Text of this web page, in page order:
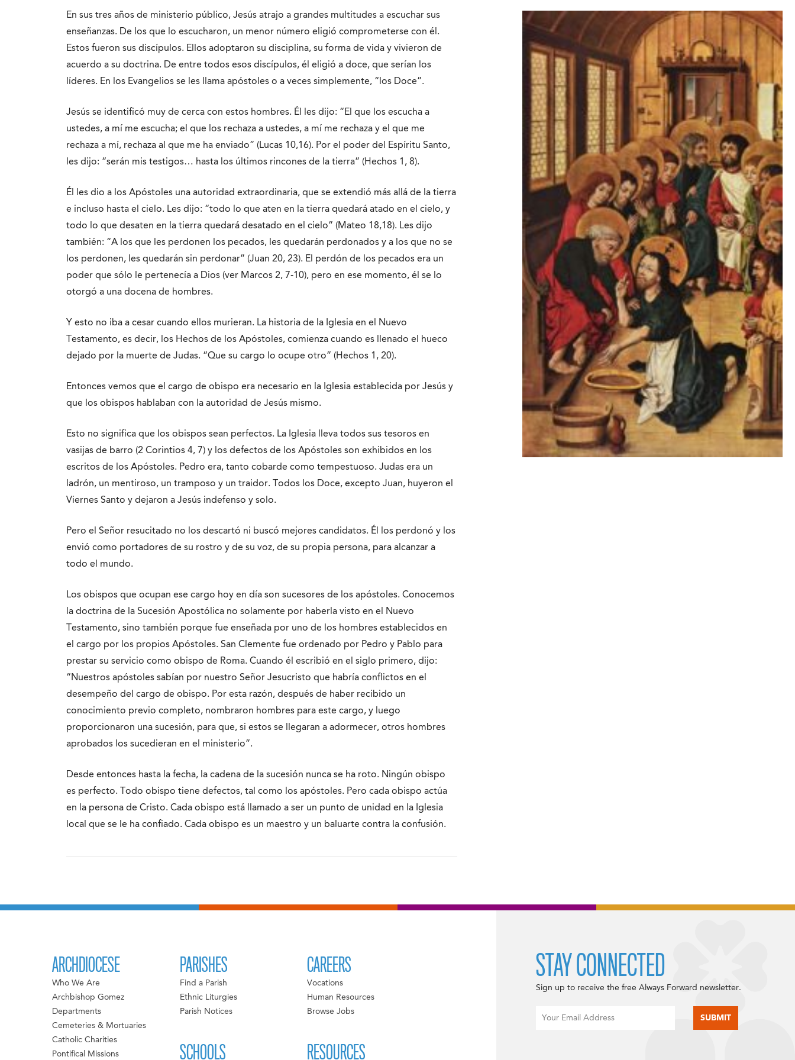
En sus tres años de ministerio público, Jesús atrajo a grandes multitudes a escuchar sus
enseñanzas. De los que lo escucharon, un menor número eligió comprometerse con él.
Estos fueron sus discípulos. Ellos adoptaron su disciplina, su forma de vida y vivieron de
acuerdo a su doctrina. De entre todos esos discípulos, él eligió a doce, que serían los
líderes. En los Evangelios se les llama apóstoles o a veces simplemente, “los Doce”.
Jesús se identificó muy de cerca con estos hombres. Él les dijo: “El que los escucha a
ustedes, a mí me escucha; el que los rechaza a ustedes, a mí me rechaza y el que me
rechaza a mí, rechaza al que me ha enviado” (Lucas 10,16). Por el poder del Espíritu Santo,
les dijo: “serán mis testigos… hasta los últimos rincones de la tierra” (Hechos 1, 8).
Él les dio a los Apóstoles una autoridad extraordinaria, que se extendió más allá de la tierra
e incluso hasta el cielo. Les dijo: “todo lo que aten en la tierra quedará atado en el cielo, y
todo lo que desaten en la tierra quedará desatado en el cielo” (Mateo 18,18). Les dijo
también: “A los que les perdonen los pecados, les quedarán perdonados y a los que no se
los perdonen, les quedarán sin perdonar” (Juan 20, 23). El perdón de los pecados era un
poder que sólo le pertenecía a Dios (ver Marcos 2, 7-10), pero en ese momento, él se lo
otorgó a una docena de hombres.
Y esto no iba a cesar cuando ellos murieran. La historia de la Iglesia en el Nuevo
Testamento, es decir, los Hechos de los Apóstoles, comienza cuando es llenado el hueco
dejado por la muerte de Judas. “Que su cargo lo ocupe otro” (Hechos 1, 20).
Entonces vemos que el cargo de obispo era necesario en la Iglesia establecida por Jesús y
que los obispos hablaban con la autoridad de Jesús mismo.
Esto no significa que los obispos sean perfectos. La Iglesia lleva todos sus tesoros en
vasijas de barro (2 Corintios 4, 7) y los defectos de los Apóstoles son exhibidos en los
escritos de los Apóstoles. Pedro era, tanto cobarde como tempestuoso. Judas era un
ladrón, un mentiroso, un tramposo y un traidor. Todos los Doce, excepto Juan, huyeron el
Viernes Santo y dejaron a Jesús indefenso y solo.
Pero el Señor resucitado no los descartó ni buscó mejores candidatos. Él los perdonó y los
envió como portadores de su rostro y de su voz, de su propia persona, para alcanzar a
todo el mundo.
Los obispos que ocupan ese cargo hoy en día son sucesores de los apóstoles. Conocemos
la doctrina de la Sucesión Apostólica no solamente por haberla visto en el Nuevo
Testamento, sino también porque fue enseñada por uno de los hombres establecidos en
el cargo por los propios Apóstoles. San Clemente fue ordenado por Pedro y Pablo para
prestar su servicio como obispo de Roma. Cuando él escribió en el siglo primero, dijo:
“Nuestros apóstoles sabían por nuestro Señor Jesucristo que habría conflictos en el
desempeño del cargo de obispo. Por esta razón, después de haber recibido un
conocimiento previo completo, nombraron hombres para este cargo, y luego
proporcionaron una sucesión, para que, si estos se llegaran a adormecer, otros hombres
aprobados los sucedieran en el ministerio”.
Desde entonces hasta la fecha, la cadena de la sucesión nunca se ha roto. Ningún obispo
es perfecto. Todo obispo tiene defectos, tal como los apóstoles. Pero cada obispo actúa
en la persona de Cristo. Cada obispo está llamado a ser un punto de unidad en la Iglesia
local que se le ha confiado. Cada obispo es un maestro y un baluarte contra la confusión.
ARCHDIOCESE
Who We Are
Archbishop Gomez
Departments
Cemeteries & Mortuaries
Catholic Charities
Pontifical Missions
PARISHES
Find a Parish
Ethnic Liturgies
Parish Notices
SCHOOLS
CAREERS
Vocations
Human Resources
Browse Jobs
RESOURCES
STAY CONNECTED
Sign up to receive the free Always Forward newsletter.